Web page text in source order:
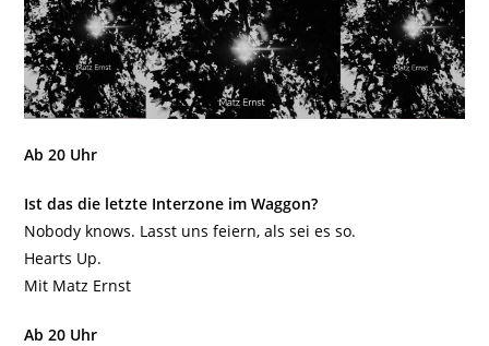
Ab 20 Uhr
Ist das die letzte Interzone im Waggon?
Nobody knows. Lasst uns feiern, als sei es so.
Hearts Up.
Mit Matz Ernst
Ab 20 Uhr